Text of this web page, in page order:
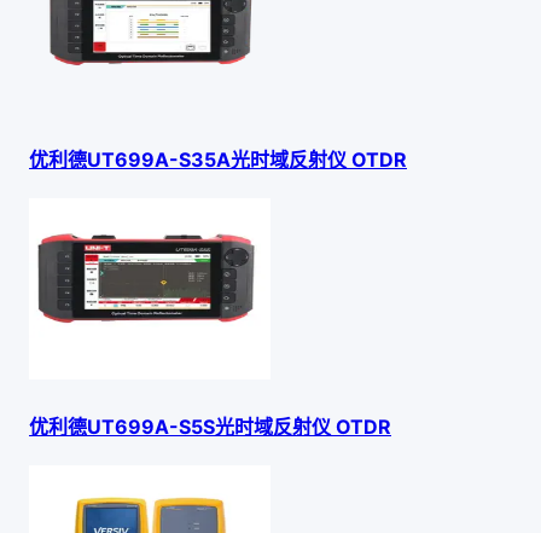
优利德UT699A-S35A光时域反射仪 OTDR
优利德UT699A-S5S光时域反射仪 OTDR